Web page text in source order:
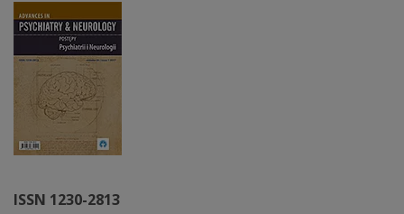
ISSN 1230-2813